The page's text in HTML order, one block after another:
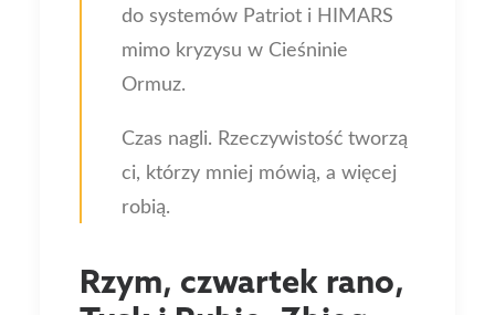
do systemów Patriot i HIMARS
mimo kryzysu w Cieśninie
Ormuz.
Czas nagli. Rzeczywistość tworzą
ci, którzy mniej mówią, a więcej
robią.
Rzym, czwartek rano,